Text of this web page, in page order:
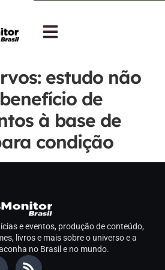
estudo não
de
à base de
condição
e eventos, produção de conteúdo,
livros e mais sobre o universo e a
no Brasil e no mundo.